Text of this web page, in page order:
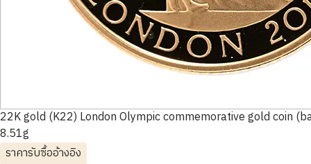
22K gold (K22) London Olympic commemorative gold coin
8.51g
ราคารับซื้ออ้างอิง